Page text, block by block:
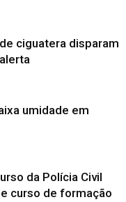
ciguatera disparam
umidade em
da Polícia Civil
curso de formação